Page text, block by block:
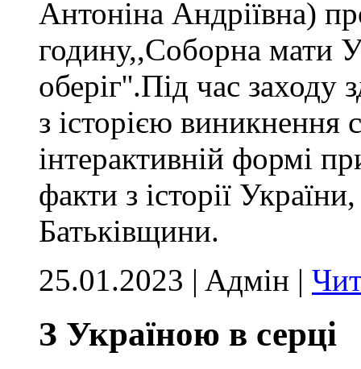
Антоніна Андріївна)
годину,,Соборна мати
оберіг''.Під час заходу
з історією виникнення
інтерактивній формі
факти з історії
Батьківщини.
25.01.2023 | Aдмін |
З Україною в серці